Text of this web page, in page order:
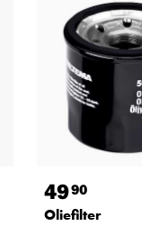
4990
Oliefilter